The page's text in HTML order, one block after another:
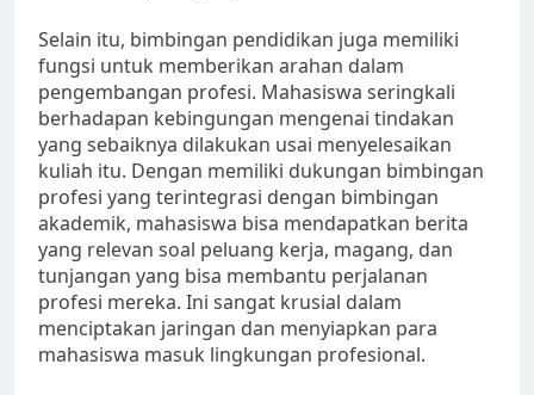
Selain itu, bimbingan pendidikan juga memiliki
fungsi untuk memberikan arahan dalam
pengembangan profesi. Mahasiswa seringkali
berhadapan kebingungan mengenai tindakan
yang sebaiknya dilakukan usai menyelesaikan
kuliah itu. Dengan memiliki dukungan bimbingan
profesi yang terintegrasi dengan bimbingan
akademik, mahasiswa bisa mendapatkan berita
yang relevan soal peluang kerja, magang, dan
tunjangan yang bisa membantu perjalanan
profesi mereka. Ini sangat krusial dalam
menciptakan jaringan dan menyiapkan para
mahasiswa masuk lingkungan profesional.